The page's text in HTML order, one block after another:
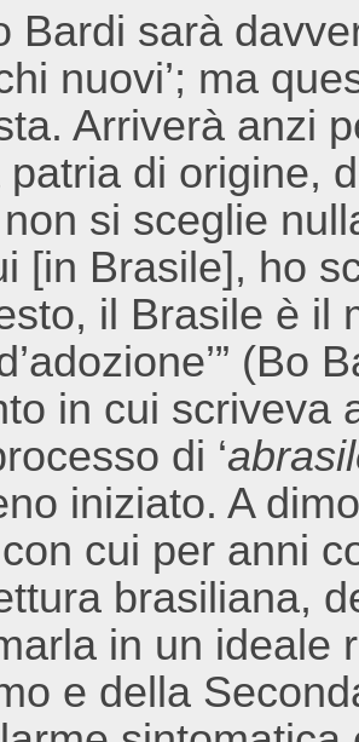
Bardi sarà
nuovi’; ma
Arriverà anzi
patria di origine,
si sceglie
[in Brasile], ho
il Brasile è il
(Bo
in cui scriveva
di ‘
iniziato. A
cui per anni
brasiliana,
in un ideale
e della